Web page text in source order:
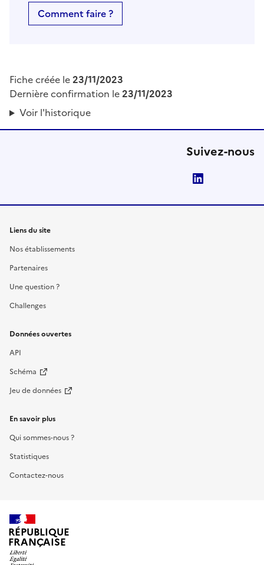
Comment faire ?
Fiche créée le23/11/2023
Dernière confirmation le23/11/2023
Voir l'historique
Suivez-nous
Liens du site
Nos établissements
Partenaires
Une question ?
Challenges
Données ouvertes
API
Schéma
Jeu de données
En savoir plus
Qui sommes-nous ?
Statistiques
Contactez-nous
RÉPUBLIQUE
FRANÇAISE